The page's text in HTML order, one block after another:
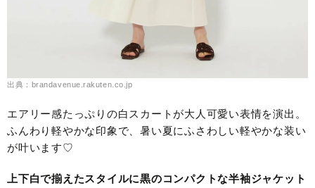
出典：brandavenue.rakuten.co.jp
エアリー感たっぷりの白スカートが大人可愛い表情を演出。
ふんわり軽やかな印象で、暑い夏にふさわしい軽やかな装い
が叶います♡
上下白で揃えたスタイルに黒のコンパクトな半袖ジャケット